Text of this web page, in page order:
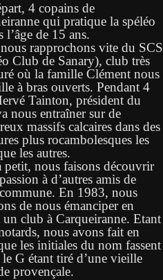
4 copains de
qui pratique la spéléo
l’âge de 15 ans.
rapprochons vite du SCS
Club de Sanary), club très
où la famille Clément nous
à bras ouverts. Pendant 4
Tainton, président du
nous entraîner sur de
massifs calcaires dans des
plus rocambolesques les
les autres.
petit, nous faisons découvrir
à d’autres amis de
En 1983, nous
de nous émanciper en
un club à Carqueiranne. Etant
nous avons fait en
les initiales du nom fassent
G étant tiré d’une vieille
provençale.